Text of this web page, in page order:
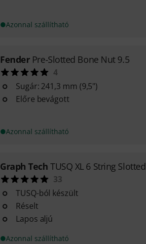
Azonnal szállítható
Fender Pre-Slotted Bone Nut 9.5
4
Sugár: 241,3 mm (9,5")
Előre bevágott
Azonnal szállítható
Graph Tech TUSQ XL 6 String Slotted
33
TUSQ-ból készült
Réselt
Lapos aljú
Azonnal szállítható